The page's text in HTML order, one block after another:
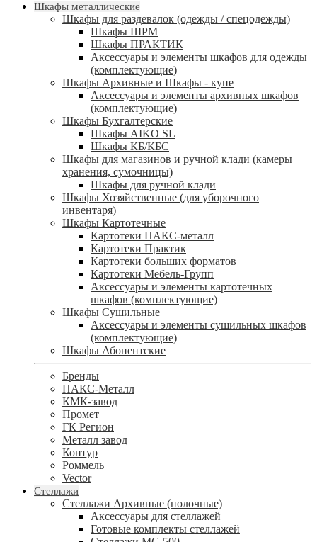
Шкафы металлические
Шкафы для раздевалок (одежды / спецодежды)
Шкафы ШРМ
Шкафы ПРАКТИК
Аксессуары и элементы шкафов для одежды
(комплектующие)
Шкафы Архивные и Шкафы - купе
Аксессуары и элементы архивных шкафов
(комплектующие)
Шкафы Бухгалтерские
Шкафы AIKO SL
Шкафы КБ/КБС
Шкафы для магазинов и ручной клади (камеры
хранения, сумочницы)
Шкафы для ручной клади
Шкафы Хозяйственные (для уборочного
инвентаря)
Шкафы Картотечные
Картотеки ПАКС-металл
Картотеки Практик
Картотеки больших форматов
Картотеки Мебель-Групп
Аксессуары и элементы картотечных
шкафов (комплектующие)
Шкафы Сушильные
Аксессуары и элементы сушильных шкафов
(комплектующие)
Шкафы Абонентские
Бренды
ПАКС-Металл
КМК-завод
Промет
ГК Регион
Металл завод
Контур
Роммель
Vector
Стеллажи
Стеллажи Архивные (полочные)
Аксессуары для стеллажей
Готовые комплекты стеллажей